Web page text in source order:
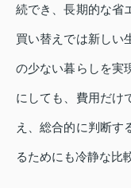
続でき、長期的な省
買い替えでは新しい
の少ない暮らしを実
にしても、費用だけ
え、総合的に判断す
るためにも冷静な比